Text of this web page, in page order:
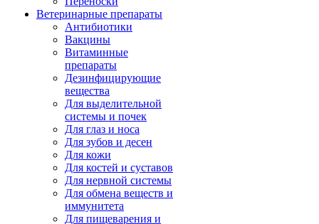
Ветеринарные препараты
Антибиотики
Вакцины
Витаминные
препараты
Дезинфицирующие
вещества
Для выделительной
системы и почек
Для глаз и носа
Для зубов и десен
Для кожи
Для костей и суставов
Для нервной системы
Для обмена веществ и
иммунитета
Для пищеварения и